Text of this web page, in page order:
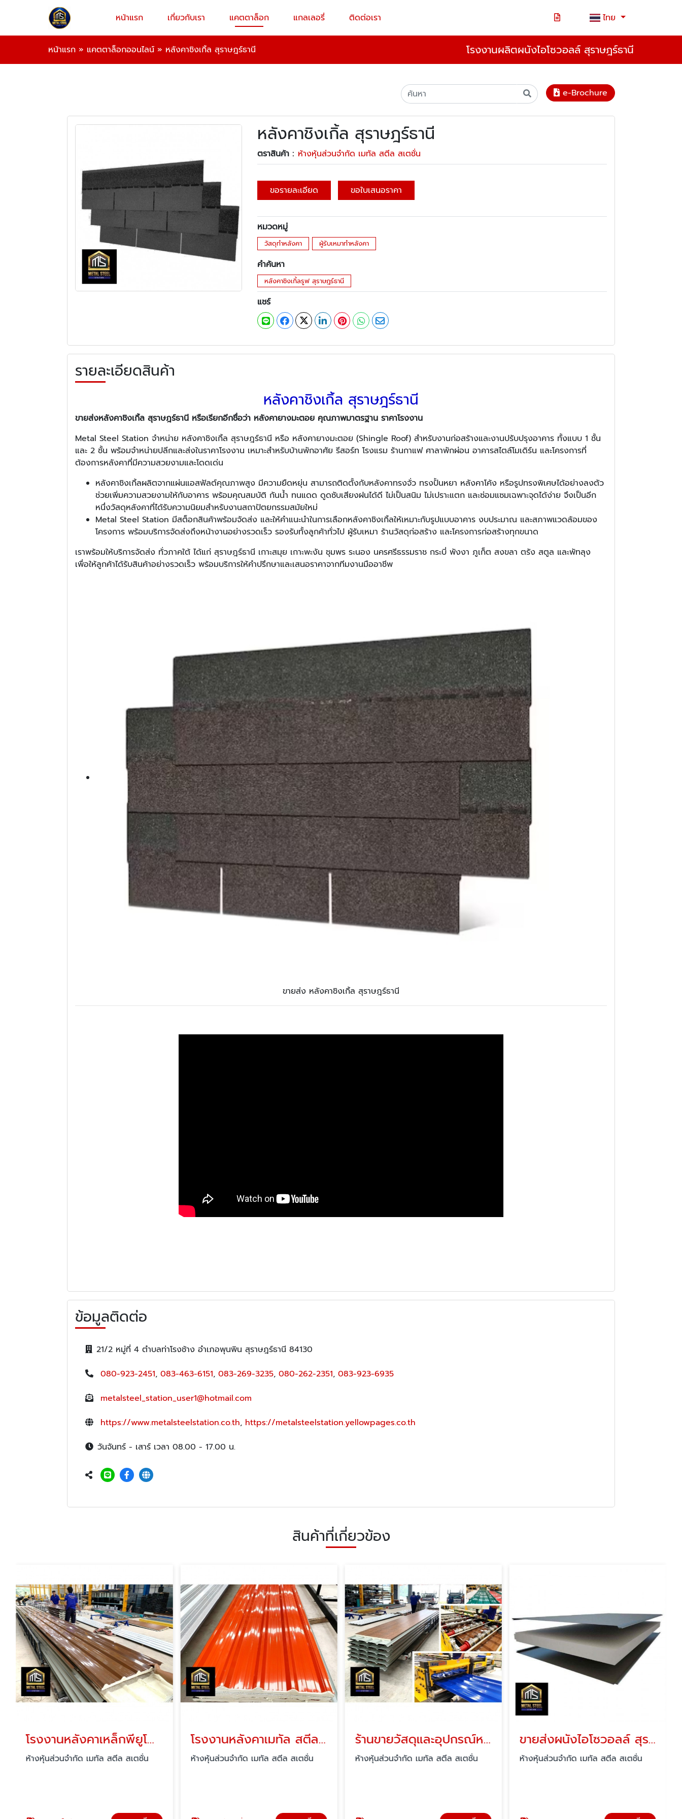
หน้าแรก เกี่ยวกับเรา แคตตาล็อก แกลเลอรี่ ติดต่อเรา ไทย
หน้าแรก » แคตตาล็อกออนไลน์ » หลังคาชิงเกิ้ล สุราษฎร์ธานี โรงงานผลิตผนังไอโซวอลล์ สุราษฎร์ธานี
e-Brochure
หลังคาชิงเกิ้ล สุราษฎร์ธานี
ตราสินค้า : ห้างหุ้นส่วนจำกัด เมทัล สตีล สเตชั่น
ขอรายละเอียด ขอใบเสนอราคา
หมวดหมู่
วัสดุทำหลังคา ผู้รับเหมาทำหลังคา
คำค้นหา
หลังคาชิงเกิ้ลรูฟ สุราษฎร์ธานี
แชร์
รายละเอียดสินค้า
หลังคาชิงเกิ้ล สุราษฎร์ธานี
ขายส่งหลังคาชิงเกิ้ล สุราษฎร์ธานี หรือเรียกอีกชื่อว่า หลังคายางมะตอย คุณภาพมาตรฐาน ราคาโรงงาน
Metal Steel Station จำหน่าย หลังคาชิงเกิ้ล สุราษฎร์ธานี หรือ หลังคายางมะตอย (Shingle Roof) สำหรับงานก่อสร้างและงานปรับปรุงอาคาร ทั้งแบบ 1 ชั้น
และ 2 ชั้น พร้อมจำหน่ายปลีกและส่งในราคาโรงงาน เหมาะสำหรับบ้านพักอาศัย รีสอร์ท โรงแรม ร้านกาแฟ ศาลาพักผ่อน อาคารสไตล์โมเดิร์น และโครงการที่
ต้องการหลังคาที่มีความสวยงามและโดดเด่น
หลังคาชิงเกิ้ลผลิตจากแผ่นแอสฟัลต์คุณภาพสูง มีความยืดหยุ่น สามารถติดตั้งกับหลังคาทรงจั่ว ทรงปั้นหยา หลังคาโค้ง หรือรูปทรงพิเศษได้อย่างลงตัว
ช่วยเพิ่มความสวยงามให้กับอาคาร พร้อมคุณสมบัติ กันน้ำ ทนแดด ดูดซับเสียงฝนได้ดี ไม่เป็นสนิม ไม่เปราะแตก และซ่อมแซมเฉพาะจุดได้ง่าย จึงเป็นอีก
หนึ่งวัสดุหลังคาที่ได้รับความนิยมสำหรับงานสถาปัตยกรรมสมัยใหม่
Metal Steel Station มีสต็อกสินค้าพร้อมจัดส่ง และให้คำแนะนำในการเลือกหลังคาชิงเกิ้ลให้เหมาะกับรูปแบบอาคาร งบประมาณ และสภาพแวดล้อมของ
โครงการ พร้อมบริการจัดส่งถึงหน้างานอย่างรวดเร็ว รองรับทั้งลูกค้าทั่วไป ผู้รับเหมา ร้านวัสดุก่อสร้าง และโครงการก่อสร้างทุกขนาด
เราพร้อมให้บริการจัดส่ง ทั่วภาคใต้ ได้แก่ สุราษฎร์ธานี เกาะสมุย เกาะพะงัน ชุมพร ระนอง นครศรีธรรมราช กระบี่ พังงา ภูเก็ต สงขลา ตรัง สตูล และพัทลุง
เพื่อให้ลูกค้าได้รับสินค้าอย่างรวดเร็ว พร้อมบริการให้คำปรึกษาและเสนอราคาจากทีมงานมืออาชีพ
ขายส่ง หลังคาชิงเกิ้ล สุราษฎร์ธานี
ข้อมูลติดต่อ
21/2 หมู่ที่ 4 ตำบลท่าโรงช้าง อำเภอพุนพิน สุราษฎร์ธานี 84130
080-923-2451, 083-463-6151, 083-269-3235, 080-262-2351, 083-923-6935
metalsteel_station_user1@hotmail.com
https://www.metalsteelstation.co.th, https://metalsteelstation.yellowpages.co.th
วันจันทร์ - เสาร์ เวลา 08.00 - 17.00 น.
สินค้าที่เกี่ยวข้อง
โรงงานหลังคาเหล็กพียูโฟม สุราษฎร์ธานี
ห้างหุ้นส่วนจำกัด เมทัล สตีล สเตชั่น
โรงงานหลังคาเมทัล สตีล สเตชั่น สุราษฎร์ธานี
ห้างหุ้นส่วนจำกัด เมทัล สตีล สเตชั่น
ร้านขายวัสดุและอุปกรณ์หลังคาเมทัลชีท สุราษฎร์ธานี
ห้างหุ้นส่วนจำกัด เมทัล สตีล สเตชั่น
ขายส่งผนังไอโซวอลล์ สุราษฎร์ธานี
ห้างหุ้นส่วนจำกัด เมทัล สตีล สเตชั่น